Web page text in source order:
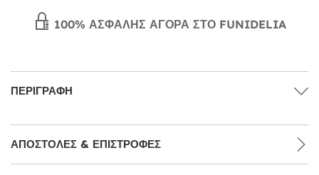
100% ΑΣΦΑΛΉΣ ΑΓΟΡΆ ΣΤΟ FUNIDELIA
ΠΕΡΙΓΡΑΦΉ
ΑΠΟΣΤΟΛΈΣ & ΕΠΙΣΤΡΟΦΈΣ